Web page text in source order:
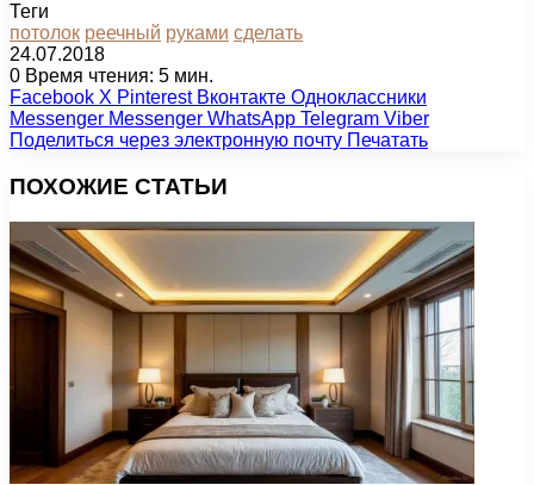
Теги
потолок реечный руками сделать
24.07.2018
0 Время чтения: 5 мин.
Facebook X Pinterest Вконтакте Одноклассники
Messenger Messenger WhatsApp Telegram Viber
Поделиться через электронную почту Печатать
ПОХОЖИЕ СТАТЬИ